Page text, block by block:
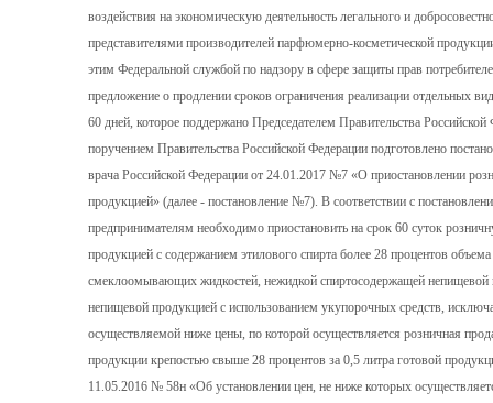
воздействия на экономическую деятельность легального и
представителями производителей парфюмерно-косметической
этим Федеральной службой по надзору в сфере защиты прав
предложение о продлении сроков ограничения реализации отдельных
60 дней, которое поддержано Председателем Правительства
поручением Правительства Российской Федерации подготовлено
врача Российской Федерации от 24.01.2017 №7 «О приостановлении
продукцией» (далее - постановление №7). В соответствии с
предпринимателям необходимо приостановить на срок 60 суток
продукцией с содержанием этилового спирта более 28 процентов
смеклоомывающих жидкостей, нежидкой спиртосодержащей непищевой
непищевой продукцией с использованием укупорочных средств,
осуществляемой ниже цены, по которой осуществляется розничная
продукции крепостью свыше 28 процентов за 0,5 литра готовой
11.05.2016 № 58н «Об установлении цен, не ниже которых